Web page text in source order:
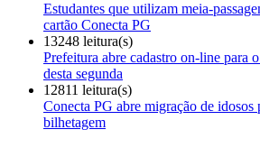
Estudantes que utilizam meia-
cartão Conecta PG
13248 leitura(s)
Prefeitura abre cadastro on-line para
desta segunda
12811 leitura(s)
Conecta PG abre migração de idosos
bilhetagem